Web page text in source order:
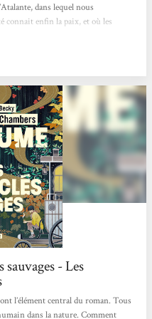
dans lequel nous
connait enfin la paix, et où les
plutôt à se retirer, jusqu’à
- Les
l’élément central du roman. Tous
dans la nature. Comment